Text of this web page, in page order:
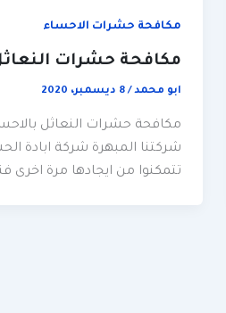
مكافحة حشرات الاحساء
مكافحة حشرات
ابو محمد/8 ديسمبر، 2020
مكافحة حشرات النعاثل
شركتنا المبهرة شركة ابادة
تتمكنوا من ايجادها مرة اخرى